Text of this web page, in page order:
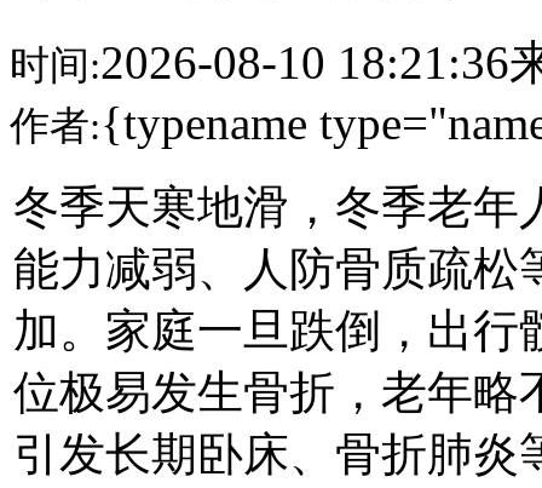
时间:2026-08-10 18:21:36
作者:{typename
冬季天寒地滑，冬季老年
能力减弱、人防骨质疏松
加。家庭一旦跌倒，出行
位极易发生骨折，老年略
引发长期卧床、骨折肺